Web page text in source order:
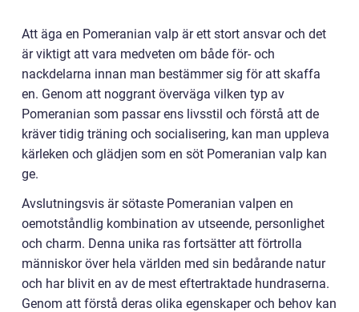
Att äga en Pomeranian valp är ett stort ansvar och det
är viktigt att vara medveten om både för- och
nackdelarna innan man bestämmer sig för att skaffa
en. Genom att noggrant överväga vilken typ av
Pomeranian som passar ens livsstil och förstå att de
kräver tidig träning och socialisering, kan man uppleva
kärleken och glädjen som en söt Pomeranian valp kan
ge.
Avslutningsvis är sötaste Pomeranian valpen en
oemotståndlig kombination av utseende, personlighet
och charm. Denna unika ras fortsätter att förtrolla
människor över hela världen med sin bedårande natur
och har blivit en av de mest eftertraktade hundraserna.
Genom att förstå deras olika egenskaper och behov kan